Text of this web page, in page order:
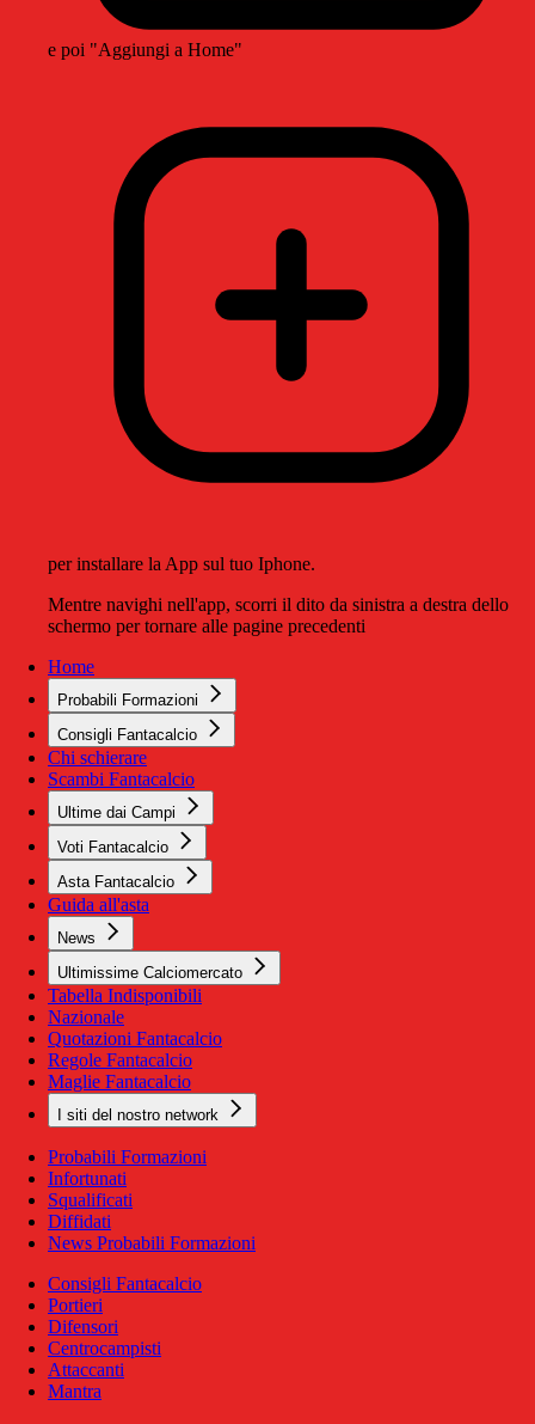
e poi "Aggiungi a Home"
per installare la App sul tuo Iphone.
Mentre navighi nell'app, scorri il dito da sinistra a destra dello
schermo per tornare alle pagine precedenti
Home
Probabili Formazioni
Consigli Fantacalcio
Chi schierare
Scambi Fantacalcio
Ultime dai Campi
Voti Fantacalcio
Asta Fantacalcio
Guida all'asta
News
Ultimissime Calciomercato
Tabella Indisponibili
Nazionale
Quotazioni Fantacalcio
Regole Fantacalcio
Maglie Fantacalcio
I siti del nostro network
Probabili Formazioni
Infortunati
Squalificati
Diffidati
News Probabili Formazioni
Consigli Fantacalcio
Portieri
Difensori
Centrocampisti
Attaccanti
Mantra